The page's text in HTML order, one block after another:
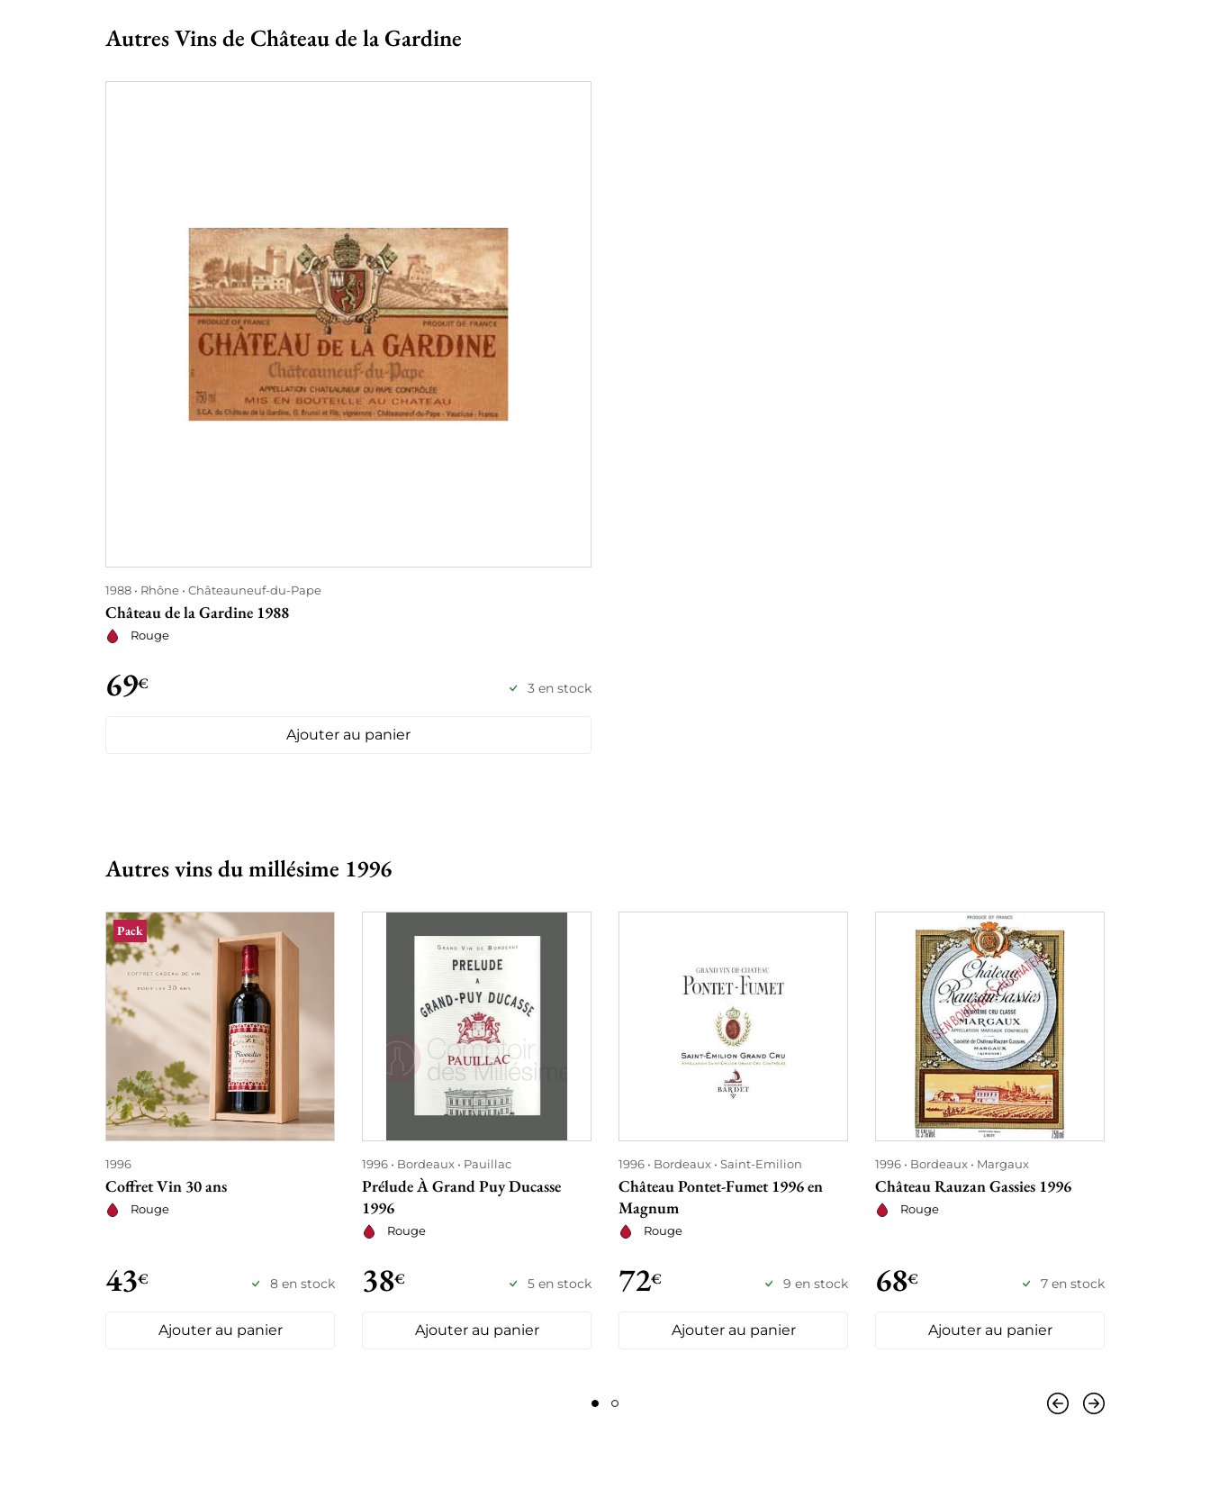
Autres Vins de Château de la Gardine
1988 Rhône Châteauneuf-du-Pape
Château de la Gardine 1988
Rouge
69€ 3 en stock
Ajouter au panier
Autres vins du millésime 1996
1996
Coffret Vin 30 ans
Rouge
43€ 8 en stock
Ajouter au panier
Pack
1996 Bordeaux Pauillac
Prélude À Grand Puy Ducasse
1996
Rouge
38€ 5 en stock
Ajouter au panier
1996 Bordeaux Saint-Emilion
Château Pontet-Fumet 1996 en
Magnum
Rouge
72€ 9 en stock
Ajouter au panier
1996 Bordeaux Margaux
Château Rauzan Gassies 1996
Rouge
68€ 7 en stock
Ajouter au panier